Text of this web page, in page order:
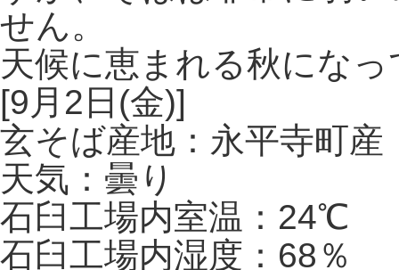
せん。
天候に恵まれる秋にな
[9月2日(金)]
玄そば産地：永平寺町産
天気：曇り
石臼工場内室温：24℃
石臼工場内湿度：68％